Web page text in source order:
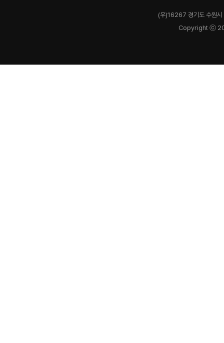
(우)16267 경기도 수원
Copyright ⓒ